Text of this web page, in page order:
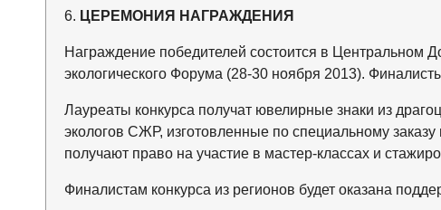
6. ЦЕРЕМОНИЯ НАГРАЖДЕНИЯ
Награждение победителей состоится в Центральном
экологического Форума (28-30 ноября 2013).
Лауреаты конкурса получат ювелирные знаки из
экологов СЖР, изготовленные по специальному
получают право на участие в мастер-классах и
Финалистам конкурса из регионов будет оказана